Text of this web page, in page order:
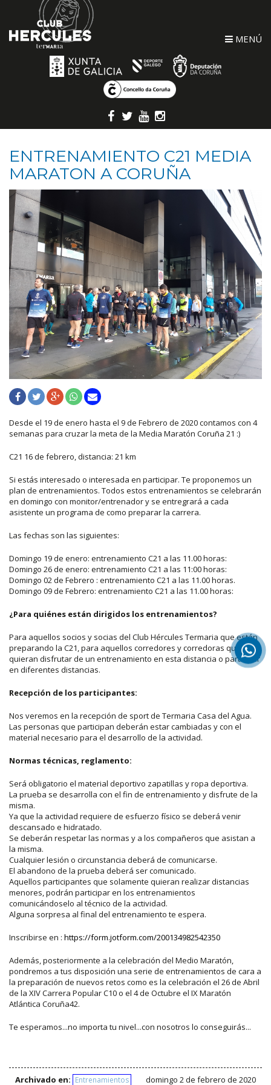
MENÚ
ENTRENAMIENTO C21 MEDIA
MARATON A CORUÑA
Desde el 19 de enero hasta el 9 de Febrero de 2020 contamos con 4
semanas para cruzar la meta de la Media Maratón Coruña 21 :)
C21 16 de febrero, distancia: 21 km
Si estás interesado o interesada en participar. Te proponemos un
plan de entrenamientos. Todos estos entrenamientos se celebrarán
en domingo con monitor/entrenador y se entregrará a cada
asistente un programa de como preparar la carrera.
Las fechas son las siguientes:
Domingo 19 de enero: entrenamiento C21 a las 11.00 horas:
Domingo 26 de enero: entrenamiento C21 a las 11:00 horas:
Domingo 02 de Febrero : entrenamiento C21 a las 11.00 horas.
Domingo 09 de Febrero: entrenamiento C21 a las 11.00 horas:
¿Para quiénes están dirigidos los entrenamientos?
Para aquellos socios y socias del Club Hércules Termaria que están
preparando la C21, para aquellos corredores y corredoras que
quieran disfrutar de un entrenamiento en esta distancia o participar
en diferentes distancias.
Recepción de los participantes:
Nos veremos en la recepción de sport de Termaria Casa del Agua.
Las personas que participan deberán estar cambiadas y con el
material necesario para el desarrollo de la actividad.
Normas técnicas, reglamento:
Será obligatorio el material deportivo zapatillas y ropa deportiva.
La prueba se desarrolla con el fin de entrenamiento y disfrute de la
misma.
Ya que la actividad requiere de esfuerzo físico se deberá venir
descansado e hidratado.
Se deberán respetar las normas y a los compañeros que asistan a
la misma.
Cualquier lesión o circunstancia deberá de comunicarse.
El abandono de la prueba deberá ser comunicado.
Aquellos participantes que solamente quieran realizar distancias
menores, podrán participar en los entrenamientos
comunicándoselo al técnico de la actividad.
Alguna sorpresa al final del entrenamiento te espera.
Inscribirse en : https://form.jotform.com/200134982542350
Además, posteriormente a la celebración del Medio Maratón,
pondremos a tus disposición una serie de entrenamientos de cara a
la preparación de nuevos retos como es la celebración el 26 de Abril
de la XIV Carrera Popular C10 o el 4 de Octubre el IX Maratón
Atlántica Coruña42.
Te esperamos...no importa tu nivel...con nosotros lo conseguirás...
Archivado en: Entrenamientos domingo 2 de febrero de 2020